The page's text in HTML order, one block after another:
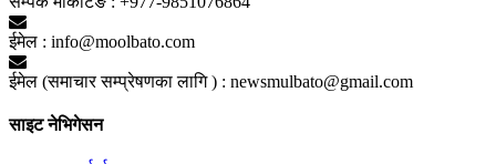
ईमेल : info@moolbato.com
ईमेल (समाचार सम्प्रेषणका लागि ) : newsmulbato@gmail.com
साइट नेभिगेसन